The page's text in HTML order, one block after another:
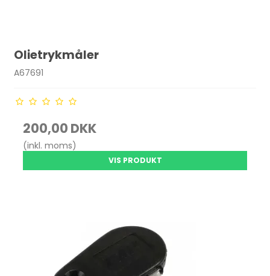
Olietrykmåler
A67691
200,00 DKK
(inkl. moms)
VIS PRODUKT